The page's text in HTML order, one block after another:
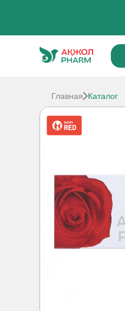
Главная Каталог